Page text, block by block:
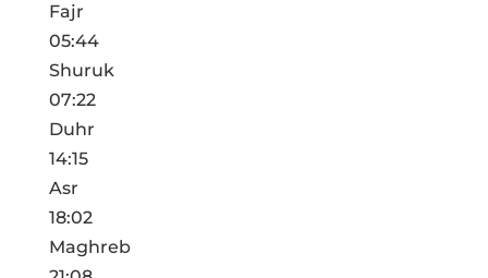
Fajr
05:44
Shuruk
07:22
Duhr
14:15
Asr
18:02
Maghreb